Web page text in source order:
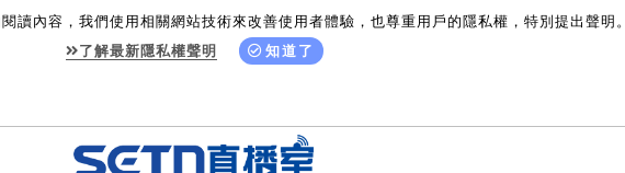
讀內容，我們使用相關網站技術來改善使用者體驗，也尊重用戶的隱私權，特別提出聲明。
了解最新隱私權聲明
知道了